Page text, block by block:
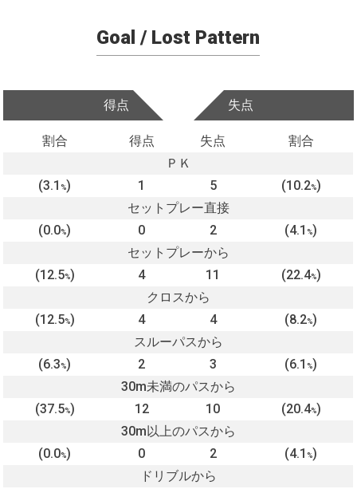
Goal / Lost Pattern
得点 失点
割合 得点 失点
割合
ＰＫ
(3.1%) 1 5 (10.2%)
セットプレー直接
(0.0%) 0 2 (4.1%)
セットプレーから
(12.5%) 4 11 (22.4%)
クロスから
(12.5%) 4 4 (8.2%)
スルーパスから
(6.3%) 2 3 (6.1%)
30m未満のパスから
(37.5%) 12 10 (20.4%)
30m以上のパスから
(0.0%) 0 2 (4.1%)
ドリブルから